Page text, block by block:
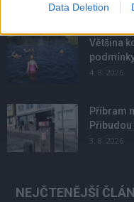
Data Deletion
Většina
4. 8. 2026
Příbram
Přibudou
3. 8. 2026
NEJČTENĚJŠÍ